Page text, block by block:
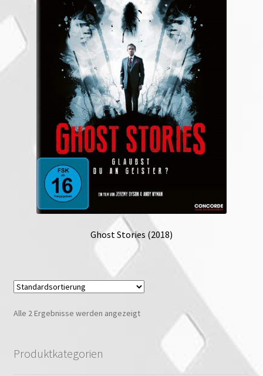
Ghost Stories (2018)
Alle 2 Ergebnisse werden angezeigt
Produktkategorien